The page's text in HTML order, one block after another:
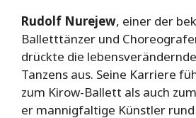
Rudolf Nurejew, einer der
Balletttänzer und
drückte die
Tanzens aus. Seine Karriere
zum Kirow-Ballett als auch
er mannigfaltige Künstler